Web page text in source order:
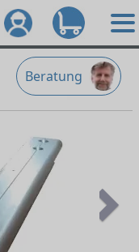
Beratung